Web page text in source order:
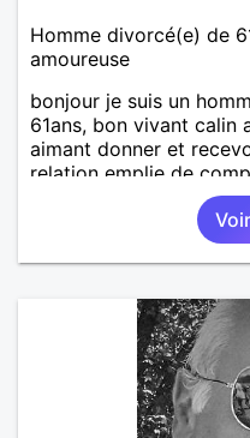
Homme divorcé(e) de
amoureuse
bonjour je suis un
61ans, bon vivant
aimant donner et
relation emplie de
femme simple ayant le
d'avancer main dans la